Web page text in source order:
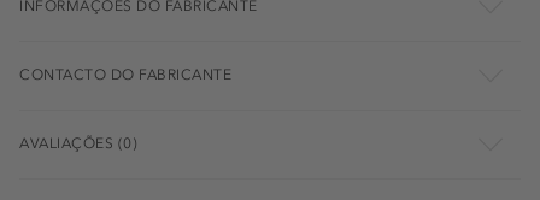
INFORMAÇÕES DO FABRICANTE
CONTACTO DO FABRICANTE
AVALIAÇÕES (0)